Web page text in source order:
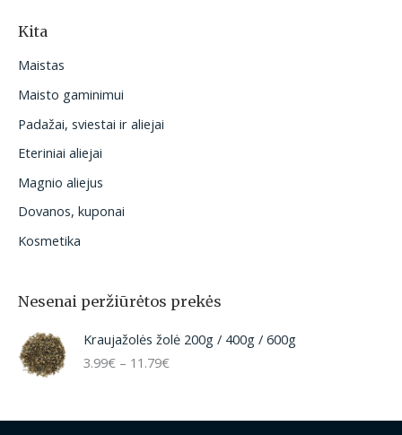
Kita
Maistas
Maisto gaminimui
Padažai, sviestai ir aliejai
Eteriniai aliejai
Magnio aliejus
Dovanos, kuponai
Kosmetika
Nesenai peržiūrėtos prekės
Kraujažolės žolė 200g / 400g / 600g
3.99€ – 11.79€
P
r
i
r